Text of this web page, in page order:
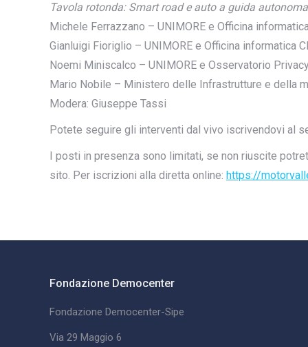
Tavola rotonda: Smart road e auto a guida
Michele Ferrazzano – UNIMORE e Officina
Gianluigi Fioriglio – UNIMORE e Officina informatica
Noemi Miniscalco – UNIMORE e Osservatorio
Mario Nobile – Ministero delle Infrastrutture e della
Modera: Giuseppe Tassi
Potete seguire gli interventi dal vivo iscrivendovi al
I posti in presenza sono limitati, se non riuscite
sito. Per iscrizioni alla diretta online: https://
Fondazione Democenter
Fondazione Democenter-Sipe
Via 29 Maggio 6